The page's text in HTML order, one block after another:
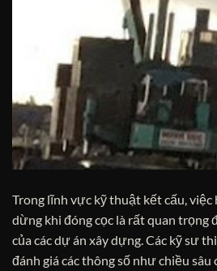
Trong lĩnh vực kỹ thuật kết cấu, việc
dừng khi đóng cọc là rất quan trọng
của các dự án xây dựng. Các kỹ sư
đánh giá các thông số như chiều sâu